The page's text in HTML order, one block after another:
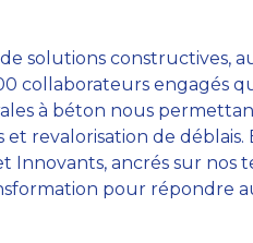
solutions constructives,
collaborateurs engagés
à béton nous
revalorisation de déblais.
Innovants, ancrés sur nos
pour répondre